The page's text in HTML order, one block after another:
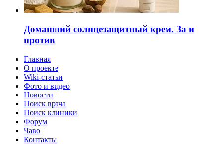
Домашний солнцезащитный крем. За и
против
Главная
О проекте
Wiki-статьи
Фото и видео
Новости
Поиск врача
Поиск клиники
Форум
Чаво
Контакты